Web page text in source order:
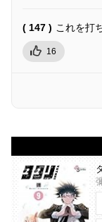
( 147 ) これを打
16